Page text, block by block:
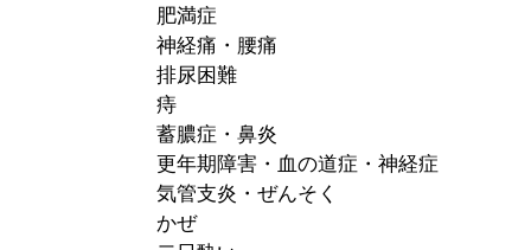
肥満症
神経痛・腰痛
排尿困難
痔
蓄膿症・鼻炎
更年期障害・血の道症・神経症
気管支炎・ぜんそく
かぜ